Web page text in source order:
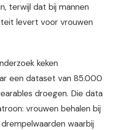
terwijl dat bij mannen
levert voor vrouwen
keken
een dataset van 85.000
droegen. Die data
vrouwen behalen bij
waarbij